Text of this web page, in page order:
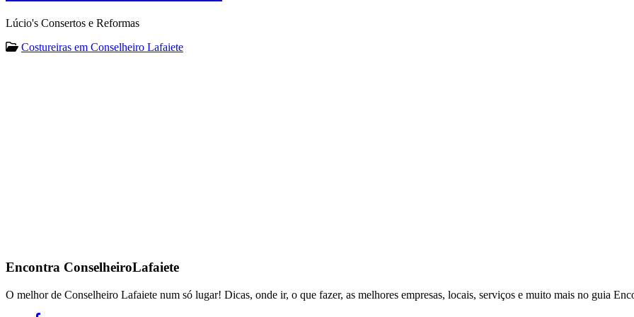
Lúcio's Consertos e Reformas
Costureiras em Conselheiro Lafaiete
Encontra ConselheiroLafaiete
O melhor de Conselheiro Lafaiete num só lugar! Dicas, onde ir, o que fazer, as melhores empresas, locais, serviços e muito mais no guia